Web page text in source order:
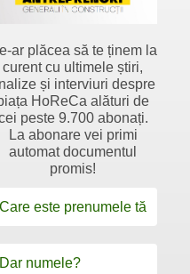
ar plăcea să te ținem la
curent cu ultimele știri,
și interviuri despre
HoReCa alături de
peste 9.700 abonați.
La abonare vei primi
automat documentul
promis!